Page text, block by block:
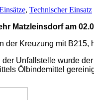
, Technischer Einsatz
Matzleinsdorf am
der Kreuzung mit
Unfallstelle wurde
Ölbindemittel